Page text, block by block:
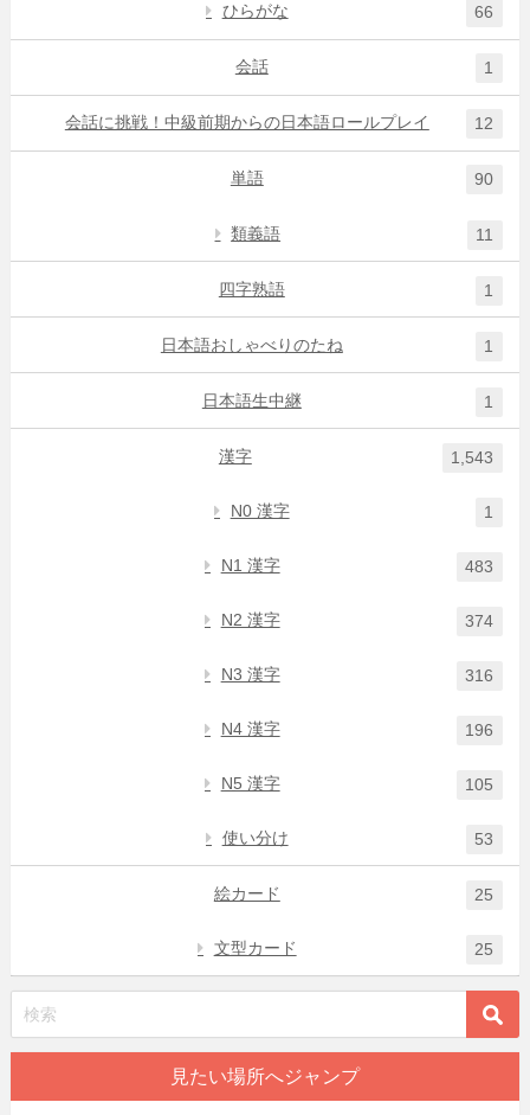
ひらがな 66
会話 1
会話に挑戦！中級前期からの日本語ロールプレイ 12
単語 90
類義語 11
四字熟語 1
日本語おしゃべりのたね 1
日本語生中継 1
漢字 1,543
N0 漢字 1
N1 漢字 483
N2 漢字 374
N3 漢字 316
N4 漢字 196
N5 漢字 105
使い分け 53
絵カード 25
文型カード 25
見たい場所へジャンプ